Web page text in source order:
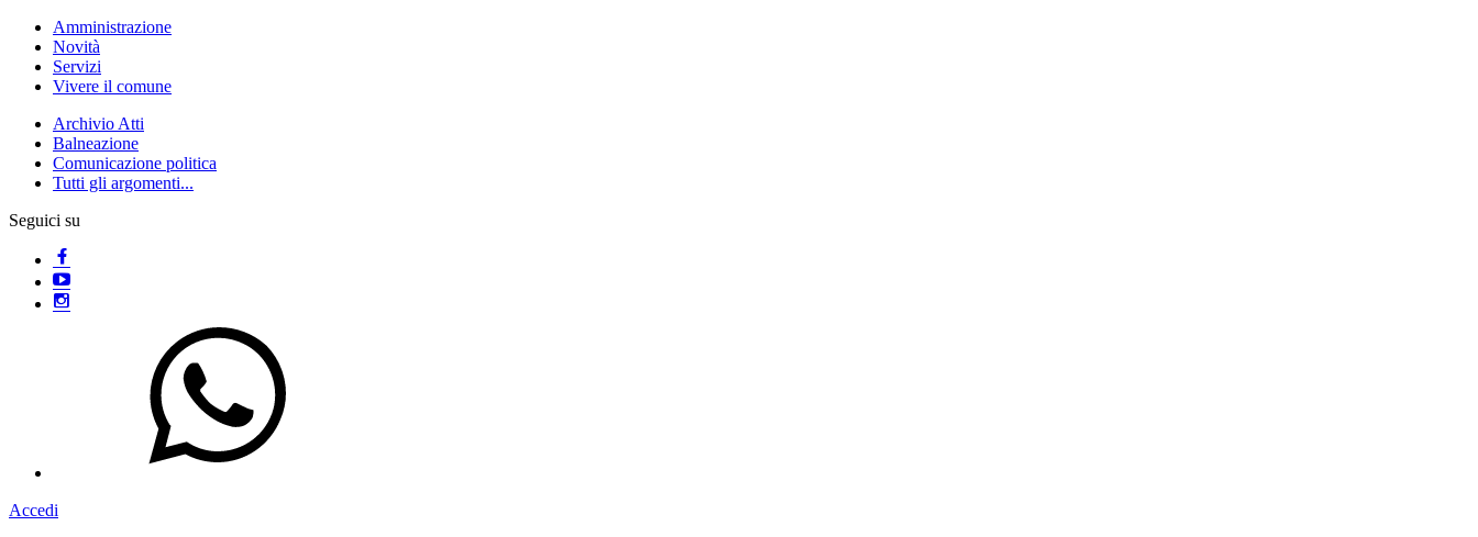
Amministrazione
Novità
Servizi
Vivere il comune
Archivio Atti
Balneazione
Comunicazione politica
Tutti gli argomenti...
Seguici su
Accedi